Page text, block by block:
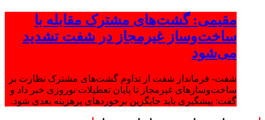
مقیمی: گشت‌های مشترک مقابله با
ساخت‌وساز غیرمجاز در شفت تشدید
می‌شود
شفت- فرماندار شفت از تداوم گشت‌های مشترک نظارت بر
ساخت‌وسازهای غیرمجاز تا پایان تعطیلات نوروزی خبر داد و
گفت: پیشگیری باید جایگزین برخوردهای پرهزینه بعدی شود.